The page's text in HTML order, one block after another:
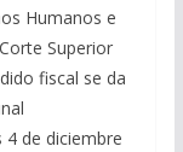
Humanos e
Superior
fiscal se da
4 de diciembre